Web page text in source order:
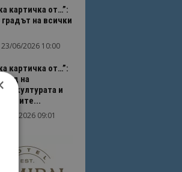
картичка от…”:
на всички
23/06/2026 10:00
картичка от…”:
на
културата и
17/06/2026 09:01